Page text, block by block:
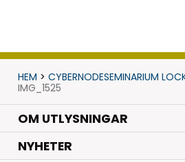
HEM > CYBERNODESEMINARIUM
IMG_1525
OM UTLYSNINGAR
NYHETER.